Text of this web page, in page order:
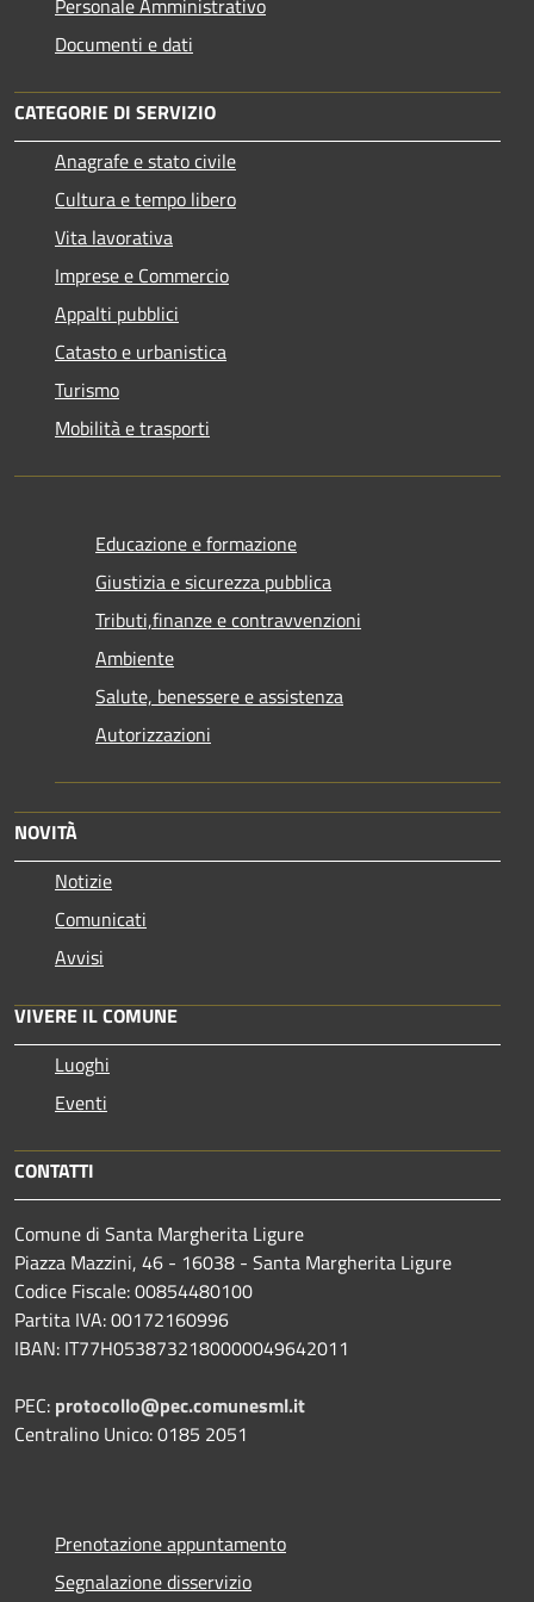
Personale Amministrativo
Documenti e dati
CATEGORIE DI SERVIZIO
Anagrafe e stato civile
Cultura e tempo libero
Vita lavorativa
Imprese e Commercio
Appalti pubblici
Catasto e urbanistica
Turismo
Mobilità e trasporti
Educazione e formazione
Giustizia e sicurezza pubblica
Tributi,finanze e contravvenzioni
Ambiente
Salute, benessere e assistenza
Autorizzazioni
NOVITÀ
Notizie
Comunicati
Avvisi
VIVERE IL COMUNE
Luoghi
Eventi
CONTATTI
Comune di Santa Margherita Ligure
Piazza Mazzini, 46 - 16038 - Santa Margherita Ligure
Codice Fiscale: 00854480100
Partita IVA: 00172160996
IBAN: IT77H0538732180000049642011
PEC: protocollo@pec.comunesml.it
Centralino Unico: 0185 2051
Prenotazione appuntamento
Segnalazione disservizio